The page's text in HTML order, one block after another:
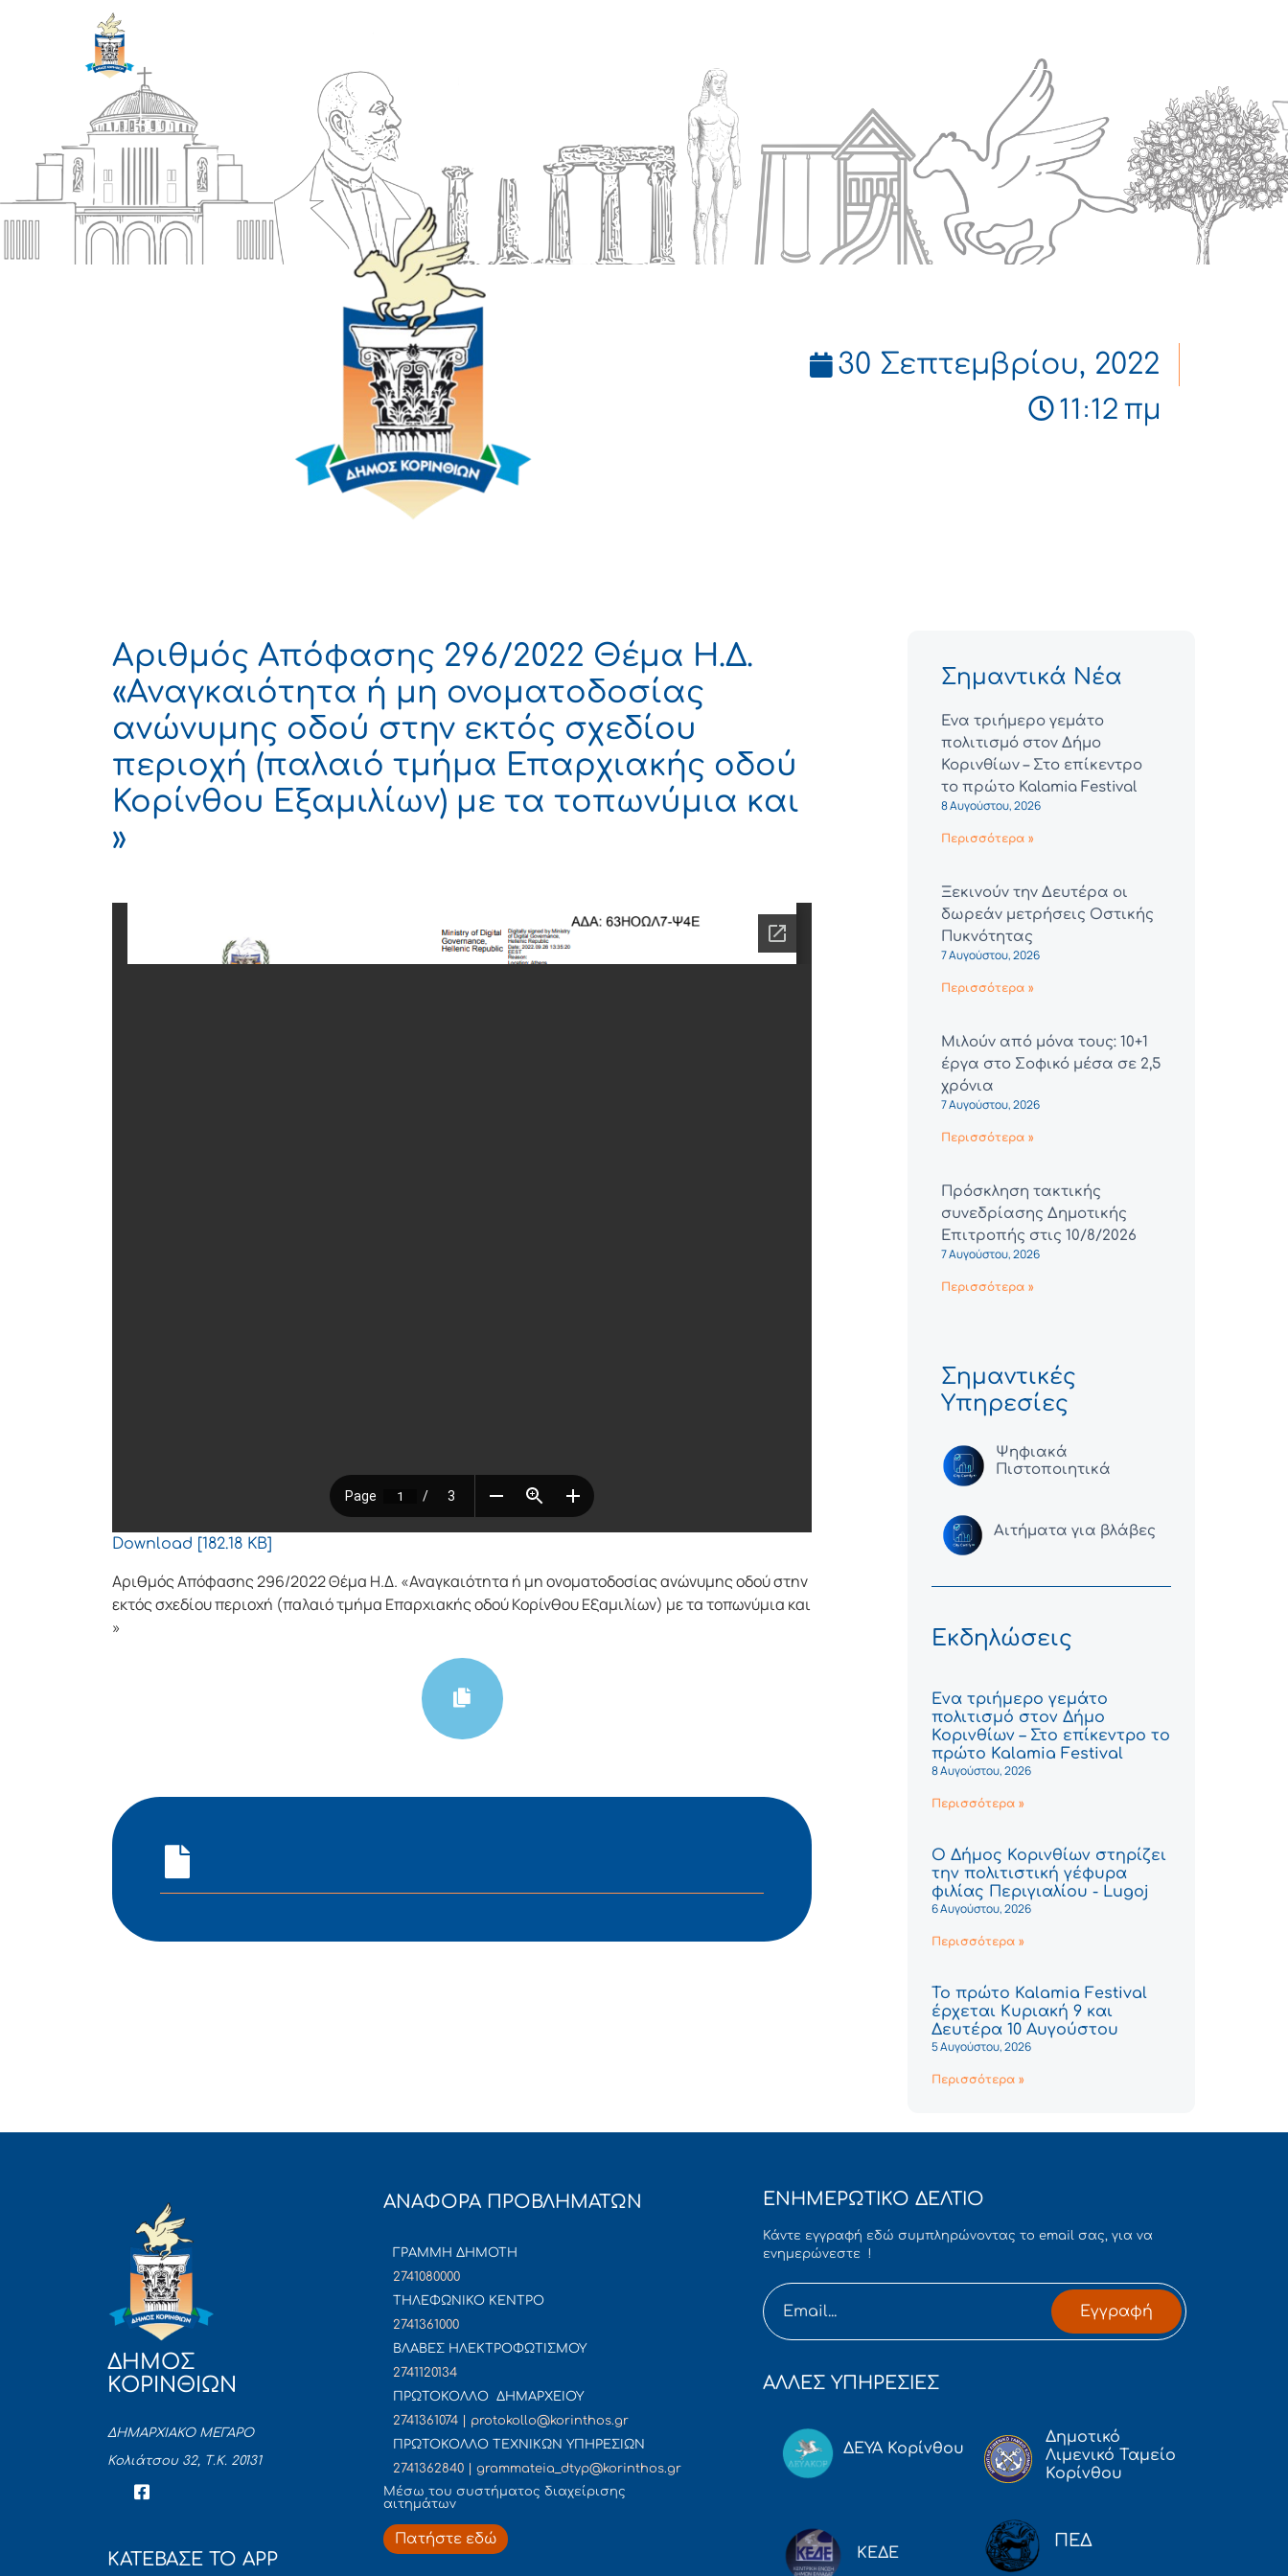
30 Σεπτεμβρίου, 2022
11:12 πμ
Αριθμός Απόφασης 296/2022 Θέμα Η.Δ.
«Αναγκαιότητα ή μη ονοματοδοσίας
ανώνυμης οδού στην εκτός σχεδίου
περιοχή (παλαιό τμήμα Επαρχιακής οδού
Κορίνθου Εξαμιλίων) με τα τοπωνύμια και
»
Download [182.18 KB]
Αριθμός Απόφασης 296/2022 Θέμα Η.Δ. «Αναγκαιότητα ή μη ονοματοδοσίας ανώνυμης οδού στην
εκτός σχεδίου περιοχή (παλαιό τμήμα Επαρχιακής οδού Κορίνθου Εξαμιλίων) με τα τοπωνύμια και
»
Σημαντικά Νέα
Ένα τριήμερο γεμάτο
πολιτισμό στον Δήμο
Κορινθίων – Στο επίκεντρο
το πρώτο Kalamia Festival
8 Αυγούστου, 2026
Περισσότερα »
Ξεκινούν την Δευτέρα οι
δωρεάν μετρήσεις Οστικής
Πυκνότητας
7 Αυγούστου, 2026
Περισσότερα »
Μιλούν από μόνα τους: 10+1
έργα στο Σοφικό μέσα σε 2,5
χρόνια
7 Αυγούστου, 2026
Περισσότερα »
Πρόσκληση τακτικής
συνεδρίασης Δημοτικής
Επιτροπής στις 10/8/2026
7 Αυγούστου, 2026
Περισσότερα »
Σημαντικές
Υπηρεσίες
Ψηφιακά
Πιστοποιητικά
Αιτήματα για βλάβες
Εκδηλώσεις
Ένα τριήμερο γεμάτο
πολιτισμό στον Δήμο
Κορινθίων – Στο επίκεντρο το
πρώτο Kalamia Festival
8 Αυγούστου, 2026
Περισσότερα »
Ο Δήμος Κορινθίων στηρίζει
την πολιτιστική γέφυρα
φιλίας Περιγιαλίου - Lugoj
6 Αυγούστου, 2026
Περισσότερα »
Το πρώτο Kalamia Festival
έρχεται Κυριακή 9 και
Δευτέρα 10 Αυγούστου
5 Αυγούστου, 2026
Περισσότερα »
ΔΗΜΟΣ
ΚΟΡΙΝΘΙΩΝ
ΔΗΜΑΡΧΙΑΚΟ ΜΕΓΑΡΟ
Κολιάτσου 32, Τ.Κ. 20131
ΚΑΤΕΒΑΣΕ ΤΟ APP
ΑΝΑΦΟΡΑ ΠΡΟΒΛΗΜΑΤΩΝ
ΓΡΑΜΜΗ ΔΗΜΟΤΗ
2741080000
ΤΗΛΕΦΩΝΙΚΟ ΚΕΝΤΡΟ
2741361000
ΒΛΑΒΕΣ ΗΛΕΚΤΡΟΦΩΤΙΣΜΟΥ
2741120134
ΠΡΩΤΟΚΟΛΛΟ ΔΗΜΑΡΧΕΙΟΥ
2741361074 | protokollo@korinthos.gr
ΠΡΩΤΟΚΟΛΛΟ ΤΕΧΝΙΚΩΝ ΥΠΗΡΕΣΙΩΝ
2741362840 | grammateia_dtyp@korinthos.gr
Mέσω του συστήματος διαχείρισης
αιτημάτων
Πατήστε εδώ
ΕΝΗΜΕΡΩΤΙΚΟ ΔΕΛΤΙΟ
Κάντε εγγραφή εδώ συμπληρώνοντας το email σας, για να
ενημερώνεστε !
Εγγραφή
ΑΛΛΕΣ ΥΠΗΡΕΣΙΕΣ
ΔΕΥΑ Κορίνθου
Δημοτικό
Λιμενικό Ταμείο
Κορίνθου
ΚΕΔΕ
ΠΕΔ